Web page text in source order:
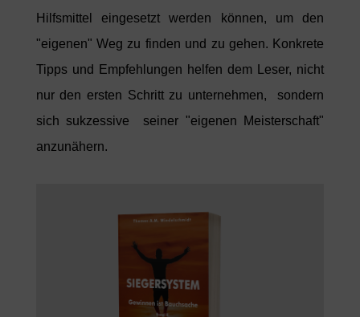
Hilfsmittel eingesetzt werden können, um den
"eigenen" Weg zu finden und zu gehen. Konkrete
Tipps und Empfehlungen helfen dem Leser, nicht
nur den ersten Schrittzu unternehmen, sondern
sich sukzessive seiner "eigenen
Meisterschaft"
anzunähern.